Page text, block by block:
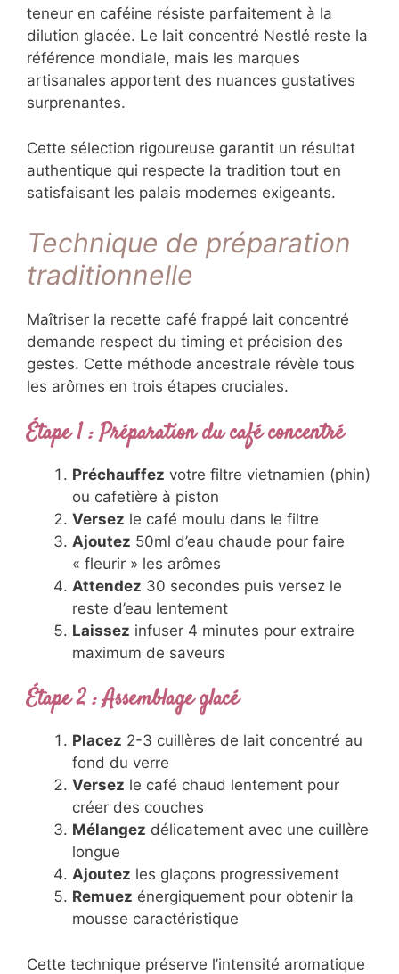
teneur en caféine résiste parfaitement à la
dilution glacée. Le lait concentré Nestlé reste la
référence mondiale, mais les marques
artisanales apportent des nuances gustatives
surprenantes.
Cette sélection rigoureuse garantit un résultat
authentique qui respecte la tradition tout en
satisfaisant les palais modernes exigeants.
Technique de préparation
traditionnelle
Maîtriser la recette café frappé lait concentré
demande respect du timing et précision des
gestes. Cette méthode ancestrale révèle tous
les arômes en trois étapes cruciales.
Étape 1 : Préparation du café concentré
Préchauffez votre filtre vietnamien (phin)
ou cafetière à piston
Versez le café moulu dans le filtre
Ajoutez 50ml d’eau chaude pour faire
« fleurir » les arômes
Attendez 30 secondes puis versez le
reste d’eau lentement
Laissez infuser 4 minutes pour extraire
maximum de saveurs
Étape 2 : Assemblage glacé
Placez 2-3 cuillères de lait concentré au
fond du verre
Versez le café chaud lentement pour
créer des couches
Mélangez délicatement avec une cuillère
longue
Ajoutez les glaçons progressivement
Remuez énergiquement pour obtenir la
mousse caractéristique
Cette technique préserve l’intensité aromatique